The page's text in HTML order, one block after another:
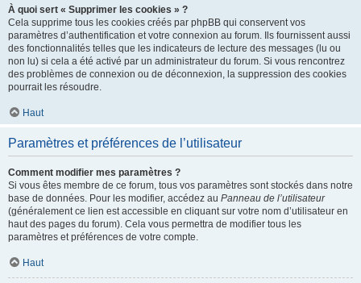
À quoi sert « Supprimer les cookies » ?
Cela supprime tous les cookies créés par phpBB qui conservent vos
paramètres d’authentification et votre connexion au forum. Ils fournissent aussi
des fonctionnalités telles que les indicateurs de lecture des messages (lu ou
non lu) si cela a été activé par un administrateur du forum. Si vous rencontrez
des problèmes de connexion ou de déconnexion, la suppression des cookies
pourrait les résoudre.
Haut
Paramètres et préférences de l’utilisateur
Comment modifier mes paramètres ?
Si vous êtes membre de ce forum, tous vos paramètres sont stockés dans notre
base de données. Pour les modifier, accédez au Panneau de l’utilisateur
(généralement ce lien est accessible en cliquant sur votre nom d’utilisateur en
haut des pages du forum). Cela vous permettra de modifier tous les
paramètres et préférences de votre compte.
Haut